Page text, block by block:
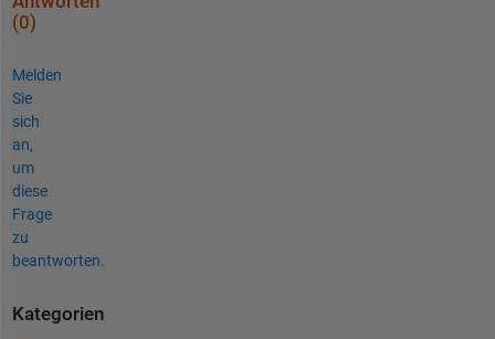
(0)
Melden
Sie
sich
an,
um
diese
Frage
zu
beantworten.
Kategorien